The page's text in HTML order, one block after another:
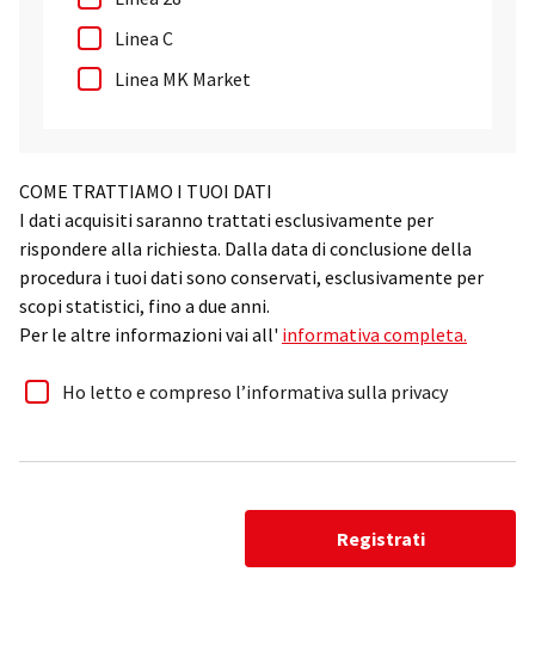
Linea C
Linea MK Market
COME TRATTIAMO I TUOI DATI
I dati acquisiti saranno trattati esclusivamente per
rispondere alla richiesta. Dalla data di conclusione della
procedura i tuoi dati sono conservati, esclusivamente per
scopi statistici, fino a due anni.
Per le altre informazioni vai all' informativa completa.
Ho letto e compreso l’informativa sulla privacy
Registrati